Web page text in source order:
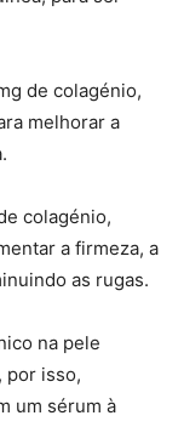
de colagénio,
melhorar a
colagénio,
a firmeza, a
as rugas.
na pele
por isso,
um sérum à